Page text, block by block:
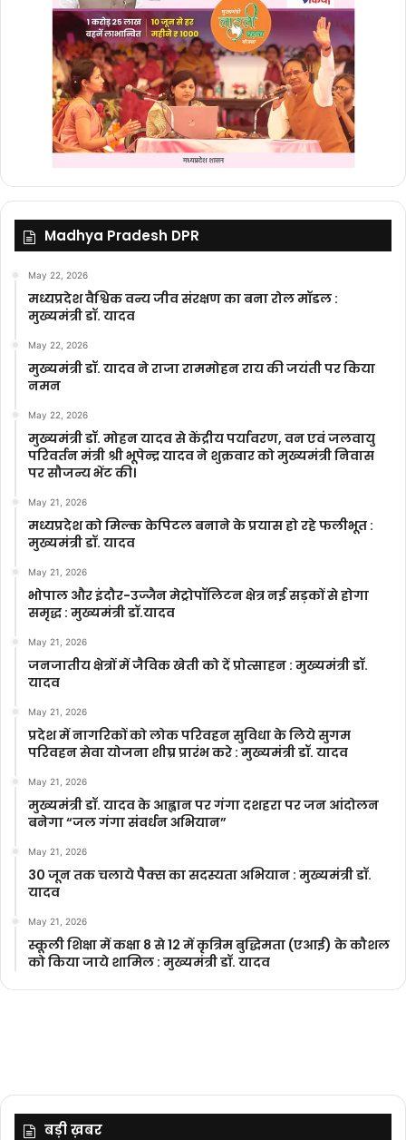
Madhya Pradesh DPR
May 22, 2026
मध्यप्रदेश वैश्विक वन्य जीव संरक्षण का बना रोल मॉडल :
मुख्यमंत्री डॉ. यादव
May 22, 2026
मुख्यमंत्री डॉ. यादव ने राजा राममोहन राय की जयंती पर किया
नमन
May 22, 2026
मुख्यमंत्री डॉ. मोहन यादव से केंद्रीय पर्यावरण, वन एवं जलवायु
परिवर्तन मंत्री श्री भूपेन्द्र यादव ने शुक्रवार को मुख्यमंत्री निवास
पर सौजन्य भेंट की।
May 21, 2026
मध्यप्रदेश को मिल्क केपिटल बनाने के प्रयास हो रहे फलीभूत :
मुख्यमंत्री डॉ. यादव
May 21, 2026
भोपाल और इंदौर-उज्जैन मेट्रोपॉलिटन क्षेत्र नई सड़कों से होगा
समृद्ध : मुख्यमंत्री डॉ.यादव
May 21, 2026
जनजातीय क्षेत्रों में जैविक खेती को दें प्रोत्साहन : मुख्यमंत्री डॉ.
यादव
May 21, 2026
प्रदेश में नागरिकों को लोक परिवहन सुविधा के लिये सुगम
परिवहन सेवा योजना शीघ्र प्रारंभ करे : मुख्यमंत्री डॉ. यादव
May 21, 2026
मुख्यमंत्री डॉ. यादव के आह्वान पर गंगा दशहरा पर जन आंदोलन
बनेगा “जल गंगा संवर्धन अभियान”
May 21, 2026
30 जून तक चलाये पैक्स का सदस्यता अभियान : मुख्यमंत्री डॉ.
यादव
May 21, 2026
स्कूली शिक्षा में कक्षा 8 से 12 में कृ‍त्रिम बुद्धिमता (एआई) के कौशल
को किया जाये शामिल : मुख्यमंत्री डॉ. यादव
बड़ी ख़बर